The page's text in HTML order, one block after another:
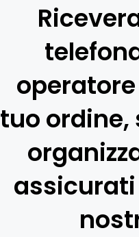
tuo ordine,